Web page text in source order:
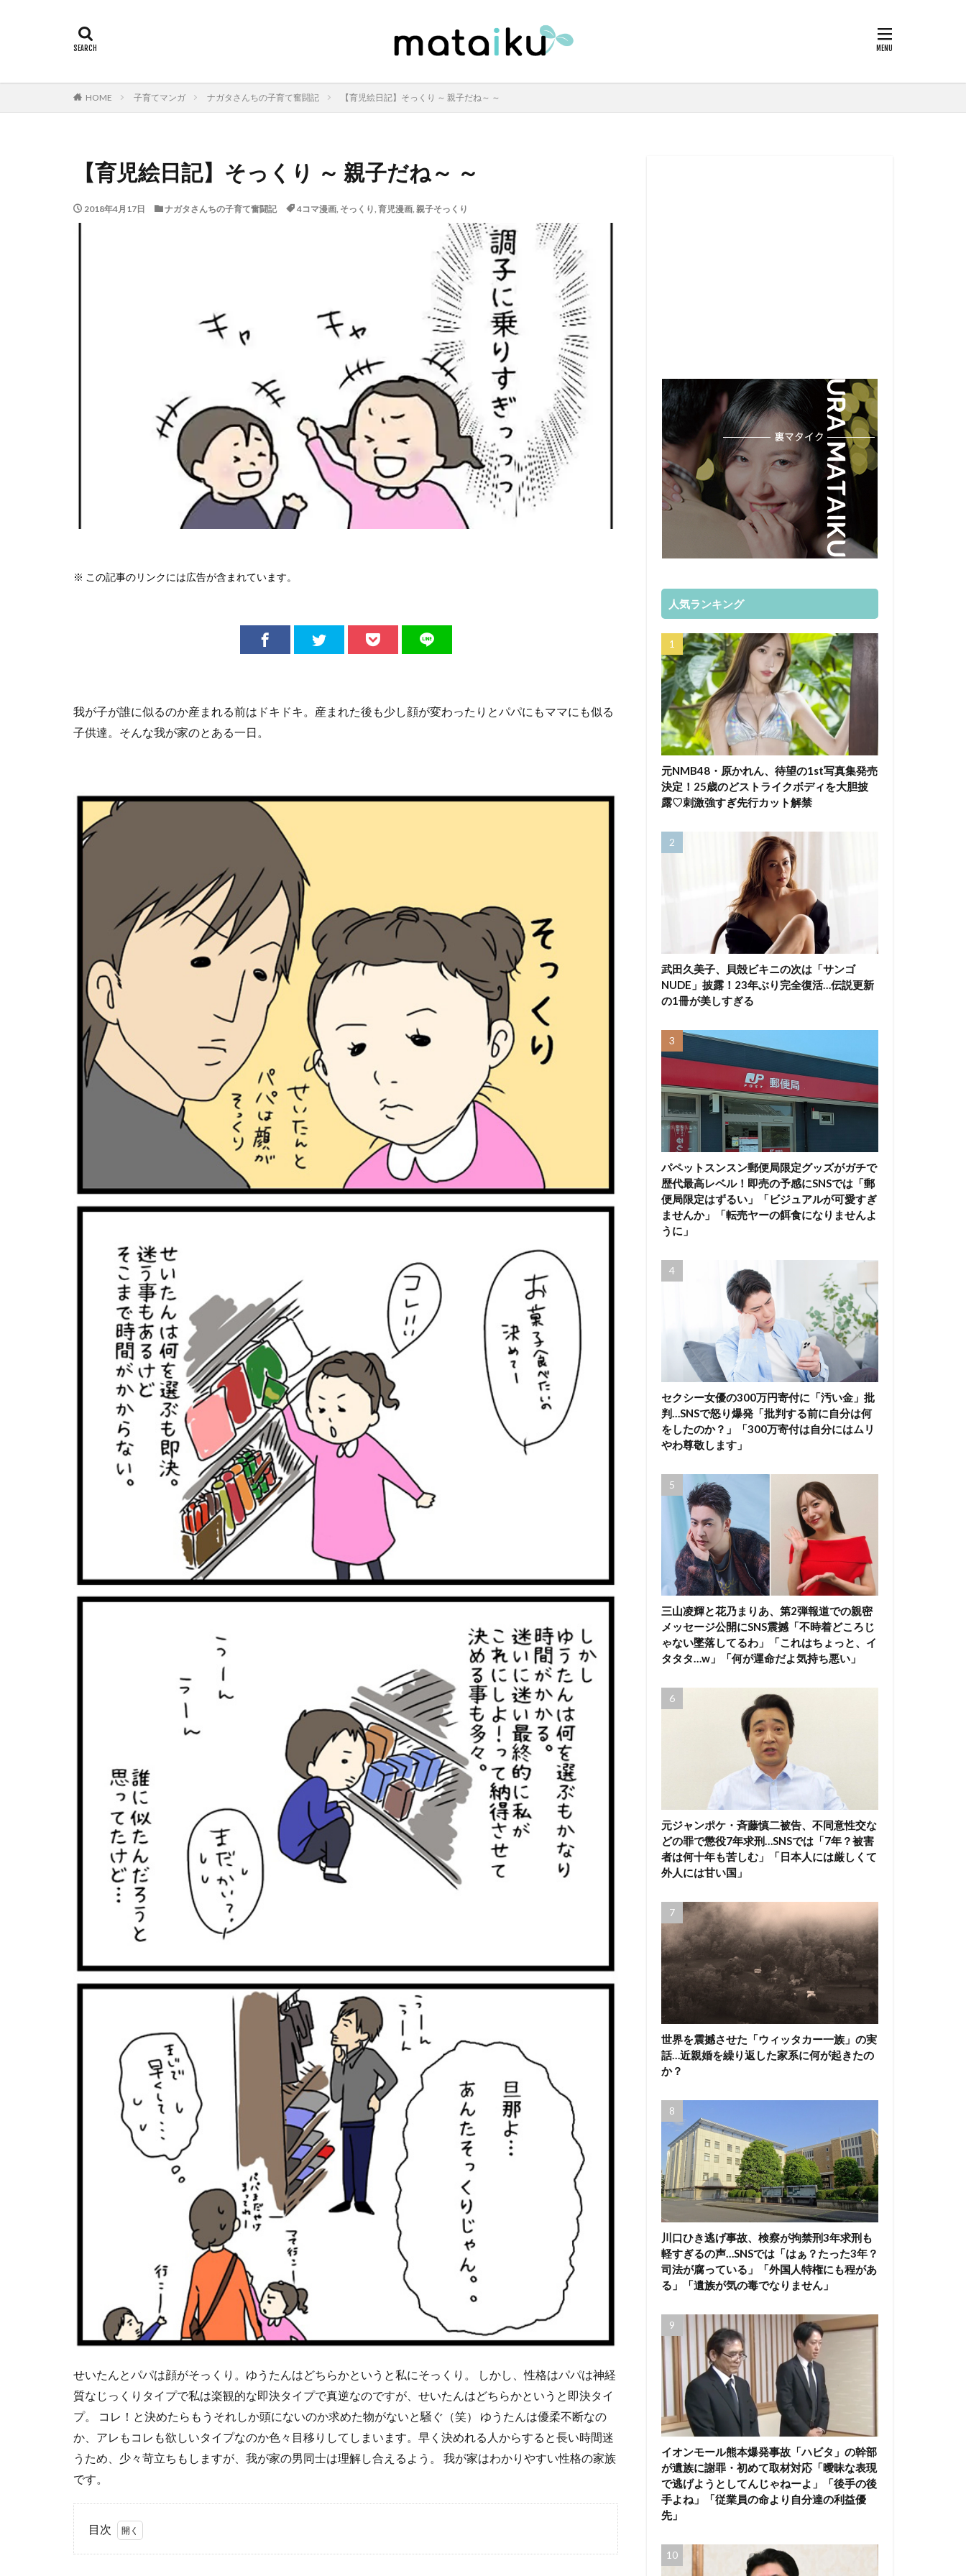
HOME 子育てマンガ ナガタさんちの子育て奮闘記 【育児絵日記】そっくり ～ 親子だね～ ～
【育児絵日記】そっくり ～ 親子だね～ ～
2018年4月17日 ナガタさんちの子育て奮闘記 4コマ漫画, そっくり, 育児漫画, 親子そっくり
※ この記事のリンクには広告が含まれています。
我が子が誰に似るのか産まれる前はドキドキ。産まれた後も少し顔が変わったりとパパにもママにも似る
子供達。そんな我が家のとある一日。
せいたんとパパは顔がそっくり。ゆうたんはどちらかというと私にそっくり。 しかし、性格はパパは神経
質なじっくりタイプで私は楽観的な即決タイプで真逆なのですが、せいたんはどちらかというと即決タイ
プ。 コレ！と決めたらもうそれしか頭にないのか求めた物がないと騒ぐ（笑） ゆうたんは優柔不断なの
か、アレもコレも欲しいタイプなのか色々目移りしてしまいます。早く決めれる人からすると長い時間迷
うため、少々苛立ちもしますが、我が家の男同士は理解し合えるよう。 我が家はわかりやすい性格の家族
です。
目次
人気ランキング
元NMB48・原かれん、待望の1st写真集発売
決定！25歳のどストライクボディを大胆披
露♡刺激強すぎ先行カット解禁
武田久美子、貝殻ビキニの次は「サンゴ
NUDE」披露！23年ぶり完全復活…伝説更新
の1冊が美しすぎる
パペットスンスン郵便局限定グッズがガチで
歴代最高レベル！即売の予感にSNSでは「郵
便局限定はずるい」「ビジュアルが可愛すぎ
ませんか」「転売ヤーの餌食になりませんよ
うに」
セクシー女優の300万円寄付に「汚い金」批
判…SNSで怒り爆発「批判する前に自分は何
をしたのか？」「300万寄付は自分にはムリ
やわ尊敬します」
三山凌輝と花乃まりあ、第2弾報道での親密
メッセージ公開にSNS震撼「不時着どころじ
ゃない墜落してるわ」「これはちょっと、イ
タタタ…w」「何が運命だよ気持ち悪い」
元ジャンポケ・斉藤慎二被告、不同意性交な
どの罪で懲役7年求刑…SNSでは「7年？被害
者は何十年も苦しむ」「日本人には厳しくて
外人には甘い国」
世界を震撼させた「ウィッタカー一族」の実
話…近親婚を繰り返した家系に何が起きたの
か？
川口ひき逃げ事故、検察が拘禁刑3年求刑も
軽すぎるの声…SNSでは「はぁ？たった3年？
司法が腐っている」「外国人特権にも程があ
る」「遺族が気の毒でなりません」
イオンモール熊本爆発事故「ハビタ」の幹部
が遺族に謝罪・初めて取材対応「曖昧な表現
で逃げようとしてんじゃねーよ」「後手の後
手よね」「従業員の命より自分達の利益優
先」